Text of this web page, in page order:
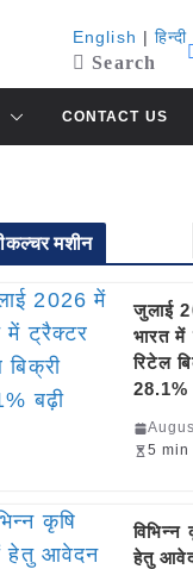
English | हिन्दी
Search
CONTACT US
मशीन
जुलाई
भारत
रिटेल
28.1%
5 min
विभिन्न
हेतु